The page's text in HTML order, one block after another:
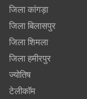
जिला कांगड़ा
जिला बिलासपुर
जिला शिमला
जिला हमीरपुर
ज्योतिष
टेलीकॉम